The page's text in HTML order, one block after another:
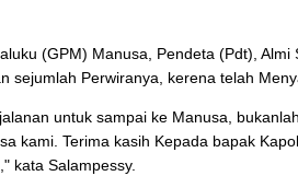
(GPM) Manusa, Pendeta (Pdt), Almi
sejumlah Perwiranya, kerena telah
untuk sampai ke Manusa,
kami. Terima kasih Kepada bapak
kata Salampessy.